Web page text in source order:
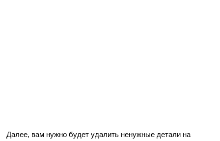
Далее, вам нужно будет удалить ненужные детали на